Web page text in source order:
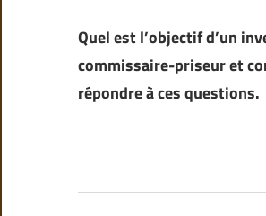
Quel est l’objectif d’un
commissaire-priseur et
répondre à ces questions.